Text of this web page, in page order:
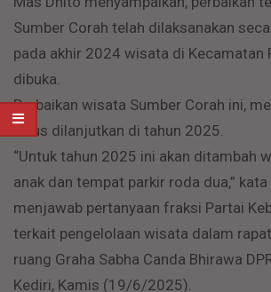
Sumber Corah telah dilaksanakan
pada akhir 2024 wisata di Kecamatan
dibuka.
Perbaikan wisata Sumber Corah ini,
terus dilanjutkan di tahun 2025.
“Untuk tahun 2025 ini akan ditambah
anak dan tempat parkir roda dua,”
menjawab pertanyaan fraksi Partai
terkait pengelolaan wisata dalam
ruang Graha Sabha Canda Bhirawa
Kediri, Kamis (19/6/2025).